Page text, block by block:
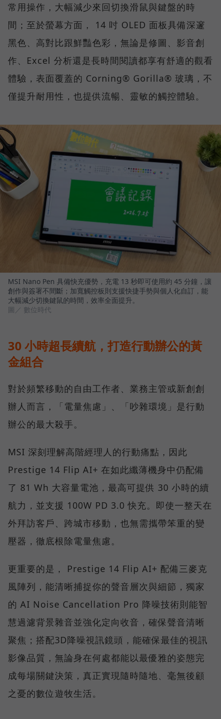
常用操作，大幅減少來回切換滑鼠與鍵盤的時
間；至於螢幕方面， 14 吋 OLED 面板具備深邃
黑色、高對比跟鮮豔色彩，無論是修圖、影音創
作、Excel 分析還是長時間閱讀都享有舒適的觀看
體驗，表面覆蓋的 Corning® Gorilla® 玻璃，不
僅提升耐用性，也提供流暢、靈敏的觸控體驗。
MSI Nano Pen 具備快充優勢，充電 13 秒即可使用約 45 分鐘，讓
創作與簽署不間斷；加寬觸控板則支援快捷手勢與個人化自訂，能
大幅減少切換鍵鼠的時間，效率全面提升。
圖／ 數位時代
30 小時超長續航，打造行動辦公的黃
金組合
對於頻繁移動的自由工作者、業務主管或新創創
辦人而言，「電量焦慮」、「吵雜環境」是行動
辦公的最大殺手。
MSI 深刻理解高階經理人的行動痛點，因此
Prestige 14 Flip AI+ 在如此纖薄機身中仍配備
了 81 Wh 大容量電池，最高可提供 30 小時的續
航力，並支援 100W PD 3.0 快充。即使一整天在
外拜訪客戶、跨城市移動，也無需攜帶笨重的變
壓器，徹底根除電量焦慮。
更重要的是， Prestige 14 Flip AI+ 配備三麥克
風陣列，能清晰捕捉你的聲音層次與細節，獨家
的 AI Noise Cancellation Pro 降噪技術則能智
慧過濾背景雜音並強化定向收音，確保聲音清晰
聚焦；搭配3D降噪視訊鏡頭，能確保最佳的視訊
影像品質，無論身在何處都能以最優雅的姿態完
成每場關鍵決策，真正實現隨時隨地、毫無後顧
之憂的數位遊牧生活。